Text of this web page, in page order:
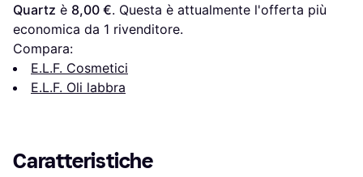
Quartz è 8,00 €. Questa è attualmente l'offerta più
economica da 1 rivenditore.
Compara:
E.L.F. Cosmetici
E.L.F. Oli labbra
Caratteristiche